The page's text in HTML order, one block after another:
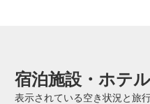
宿泊施設・ホテ
表示されている空き状況と旅